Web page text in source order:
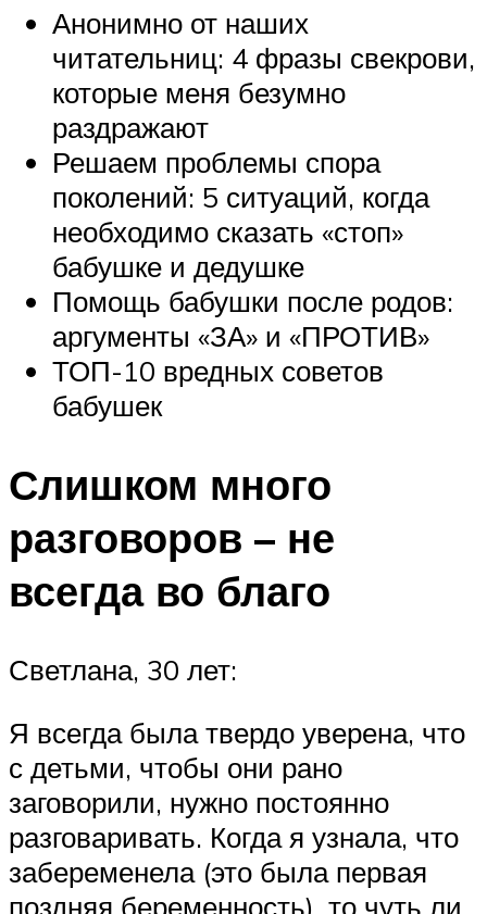
Анонимно от наших
читательниц: 4 фразы свекрови,
которые меня безумно
раздражают
Решаем проблемы спора
поколений: 5 ситуаций, когда
необходимо сказать «стоп»
бабушке и дедушке
Помощь бабушки после родов:
аргументы «ЗА» и «ПРОТИВ»
ТОП-10 вредных советов
бабушек
Слишком много
разговоров – не
всегда во благо
Светлана, 30 лет:
Я всегда была твердо уверена, что
с детьми, чтобы они рано
заговорили, нужно постоянно
разговаривать. Когда я узнала, что
забеременела (это была первая
поздняя беременность), то чуть ли